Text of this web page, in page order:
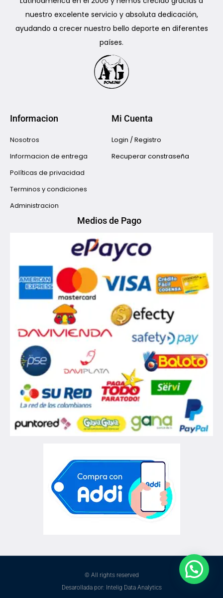
nuestro excelente servicio y absoluta dedicación,
ayudando a crecer nuestro bello deporte en diferentes
países.
Informacion
Nosotros
Informacion de entrega
Políticas de privacidad
Terminos y condiciones
Administracion
Mi Cuenta
Login / Registro
Recuperar constraseña
Medios de Pago
© All rights reserved
Desarollada por: Intelig Data Analytics